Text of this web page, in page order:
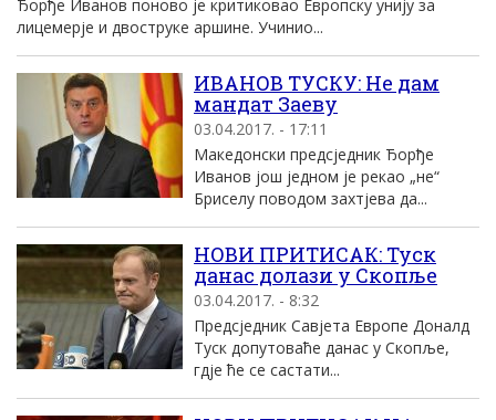
Ђорђе Иванов поново је критиковао Европску унију за
лицемерје и двоструке аршине. Учинио...
ИВАНОВ ТУСКУ: Не дам
мандат Заеву
03.04.2017. - 17:11
Македонски предсједник Ђорђе
Иванов још једном је рекао „не“
Бриселу поводом захтјева да...
НОВИ ПРИТИСАК: Туск
данас долази у Скопље
03.04.2017. - 8:32
Предсједник Савјета Европе Доналд
Туск допутоваће данас у Скопље,
гдје ће се састати...